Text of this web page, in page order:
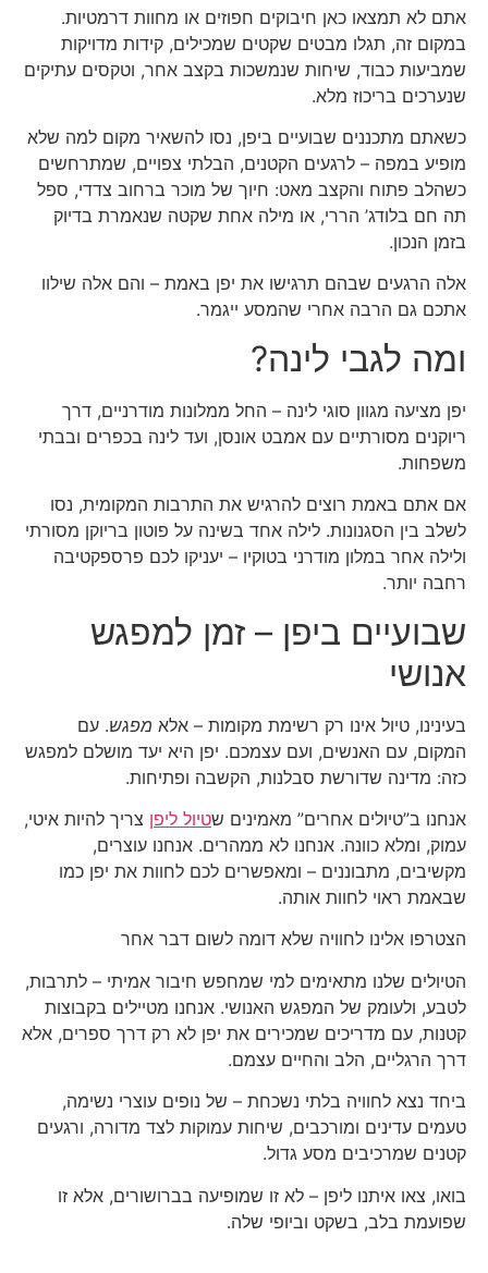
אתם לא תמצאו כאן חיבוקים חפוזים או מחוות דרמטיות.
במקום זה, תגלו מבטים שקטים שמכילים, קידות מדויקות
שמביעות כבוד, שיחות שנמשכות בקצב אחר, וטקסים עתיקים
שנערכים בריכוז מלא.
כשאתם מתכננים שבועיים ביפן, נסו להשאיר מקום למה שלא
מופיע במפה – לרגעים הקטנים, הבלתי צפויים, שמתרחשים
כשהלב פתוח והקצב מאט: חיוך של מוכר ברחוב צדדי, ספל
תה חם בלודג’ הררי, או מילה אחת שקטה שנאמרת בדיוק
בזמן הנכון.
אלה הרגעים שבהם תרגישו את יפן באמת – והם אלה שילוו
אתכם גם הרבה אחרי שהמסע ייגמר.
ומה לגבי לינה?
יפן מציעה מגוון סוגי לינה – החל ממלונות מודרניים, דרך
ריוקנים מסורתיים עם אמבט אונסן, ועד לינה בכפרים ובבתי
משפחות.
אם אתם באמת רוצים להרגיש את התרבות המקומית, נסו
לשלב בין הסגנונות. לילה אחד בשינה על פוטון בריוקן מסורתי
ולילה אחר במלון מודרני בטוקיו – יעניקו לכם פרספקטיבה
רחבה יותר.
שבועיים ביפן – זמן למפגש
אנושי
בעינינו, טיול אינו רק רשימת מקומות – אלא מפגש. עם
המקום, עם האנשים, ועם עצמכם. יפן היא יעד מושלם למפגש
כזה: מדינה שדורשת סבלנות, הקשבה ופתיחות.
אנחנו ב”טיולים אחרים” מאמינים שטיול ליפן צריך להיות איטי,
עמוק, ומלא כוונה. אנחנו לא ממהרים. אנחנו עוצרים,
מקשיבים, מתבוננים – ומאפשרים לכם לחוות את יפן כמו
שבאמת ראוי לחוות אותה.
הצטרפו אלינו לחוויה שלא דומה לשום דבר אחר
הטיולים שלנו מתאימים למי שמחפש חיבור אמיתי – לתרבות,
לטבע, ולעומק של המפגש האנושי. אנחנו מטיילים בקבוצות
קטנות, עם מדריכים שמכירים את יפן לא רק דרך ספרים, אלא
דרך הרגליים, הלב והחיים עצמם.
ביחד נצא לחוויה בלתי נשכחת – של נופים עוצרי נשימה,
טעמים עדינים ומורכבים, שיחות עמוקות לצד מדורה, ורגעים
קטנים שמרכיבים מסע גדול.
בואו, צאו איתנו ליפן – לא זו שמופיעה בברושורים, אלא זו
שפועמת בלב, בשקט וביופי שלה.